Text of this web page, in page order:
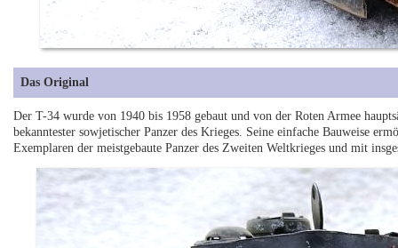
Das Original
Der T-34 wurde von 1940 bis 1958 gebaut und von der Roten Armee
bekanntester sowjetischer Panzer des Krieges. Seine einfache Bauweise
Exemplaren der meistgebaute Panzer des Zweiten Weltkrieges und mit